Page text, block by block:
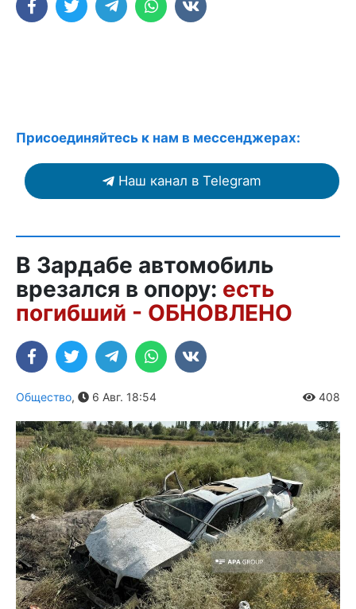
Присоединяйтесь к нам в мессенджерах:
Наш канал в Telegram
В Зардабе автомобиль
врезался в опору: есть
погибший - ОБНОВЛЕНО
Общество, 6 Авг. 18:54 408